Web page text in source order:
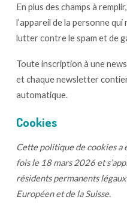
En plus des champs à
l’appareil de la personne
lutter contre le spam et de
Toute inscription à une
et chaque newsletter
automatique.
Cookies
Cette politique de cookies a
fois le 18 mars 2026 et
résidents permanents
Européen et de la Suisse.